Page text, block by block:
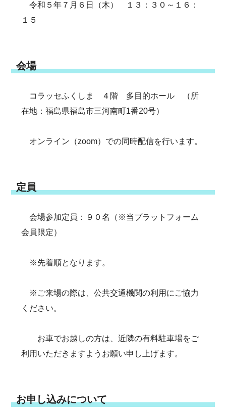
令和５年７月６日（木） １３：３０～１６：
１５
会場
コラッセふくしま ４階 多目的ホール （所
在地：福島県福島市三河南町1番20号）
オンライン（zoom）での同時配信を行います。
定員
会場参加定員：９０名（※当プラットフォーム
会員限定）
※先着順となります。
※ご来場の際は、公共交通機関の利用にご協力
ください。
お車でお越しの方は、近隣の有料駐車場をご
利用いただきますようお願い申し上げます。
お申し込みについて